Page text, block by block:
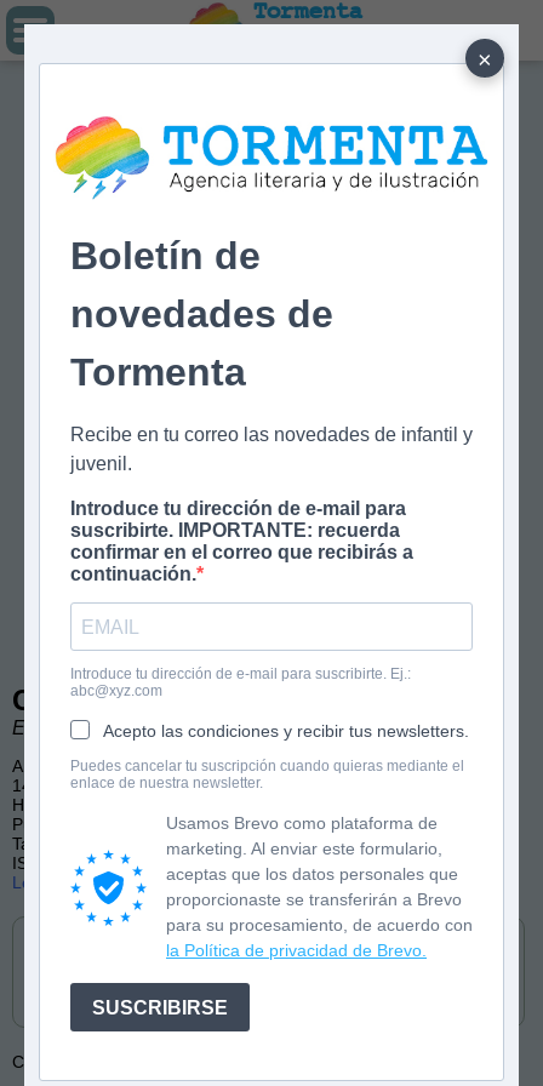
×
Boletín de
novedades de
Tormenta
Recibe en tu correo las novedades de infantil y
juvenil.
Introduce tu dirección de e-mail para
suscribirte. IMPORTANTE: recuerda
confirmar en el correo que recibirás a
continuación.
Introduce tu dirección de e-mail para suscribirte. Ej.:
abc@xyz.com
Acepto las condiciones y recibir tus newsletters.
Puedes cancelar tu suscripción cuando quieras mediante el
enlace de nuestra newsletter.
Usamos Brevo como plataforma de
marketing. Al enviar este formulario,
aceptas que los datos personales que
proporcionaste se transferirán a Brevo
para su procesamiento, de acuerdo con
la Política de privacidad de Brevo.
SUSCRIBIRSE
Tormenta
Cómo sobrevivir a... la Prehistoria
El Fisgón Histórico
A partir de 8 años
144 páginas, color
Historia, Curiosidades, Biografías
Publicado por Edebé (castellano y catalán)
También disponible en audiolibro
ISBN: 9788468356488
Lee las primeras páginas
Cómpralo en
Colección: